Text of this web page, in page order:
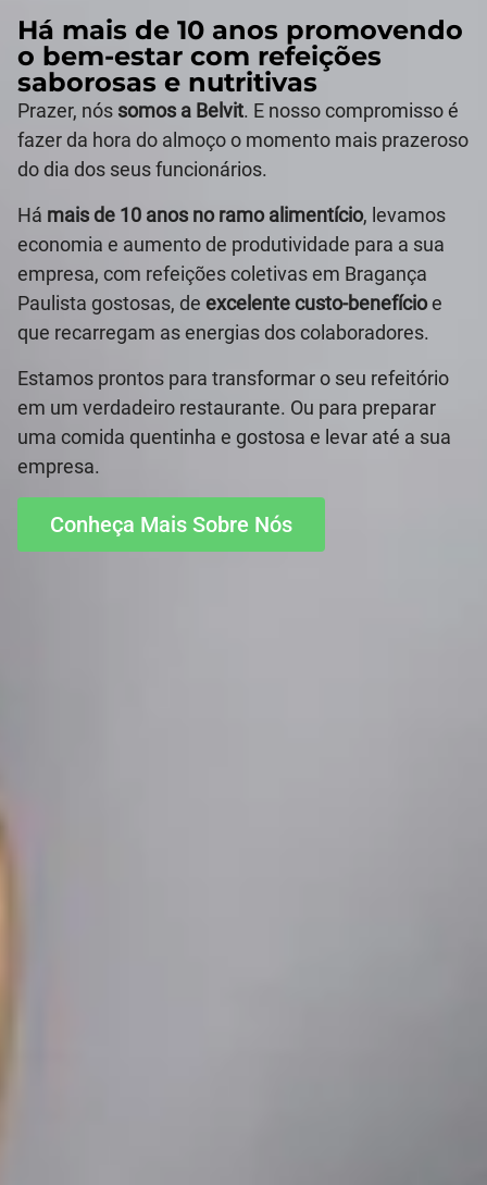
Há mais de 10 anos promovendo
o bem-estar com refeições
saborosas e nutritivas
Prazer, nós somos a Belvit. E nosso compromisso é
fazer da hora do almoço o momento mais prazeroso
do dia dos seus funcionários.
Há mais de 10 anos no ramo alimentício, levamos
economia e aumento de produtividade para a sua
empresa, com refeições coletivas em Bragança
Paulista gostosas, de excelente custo-benefícioe
que recarregam as energias dos colaboradores.
Estamos prontos para transformar o seu refeitório
em um verdadeiro restaurante. Ou para preparar
uma comida quentinha e gostosa e levar até a sua
empresa.
Conheça Mais Sobre Nós